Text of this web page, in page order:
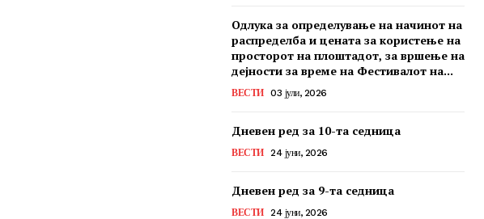
Одлука за определување на начинот на
распределба и цената за користење на
просторот на плоштадот, за вршење на
дејности за време на Фестивалот на...
ВЕСТИ 03 јули, 2026
Дневен ред за 10-та седница
ВЕСТИ 24 јуни, 2026
Дневен ред за 9-та седница
ВЕСТИ 24 јуни, 2026